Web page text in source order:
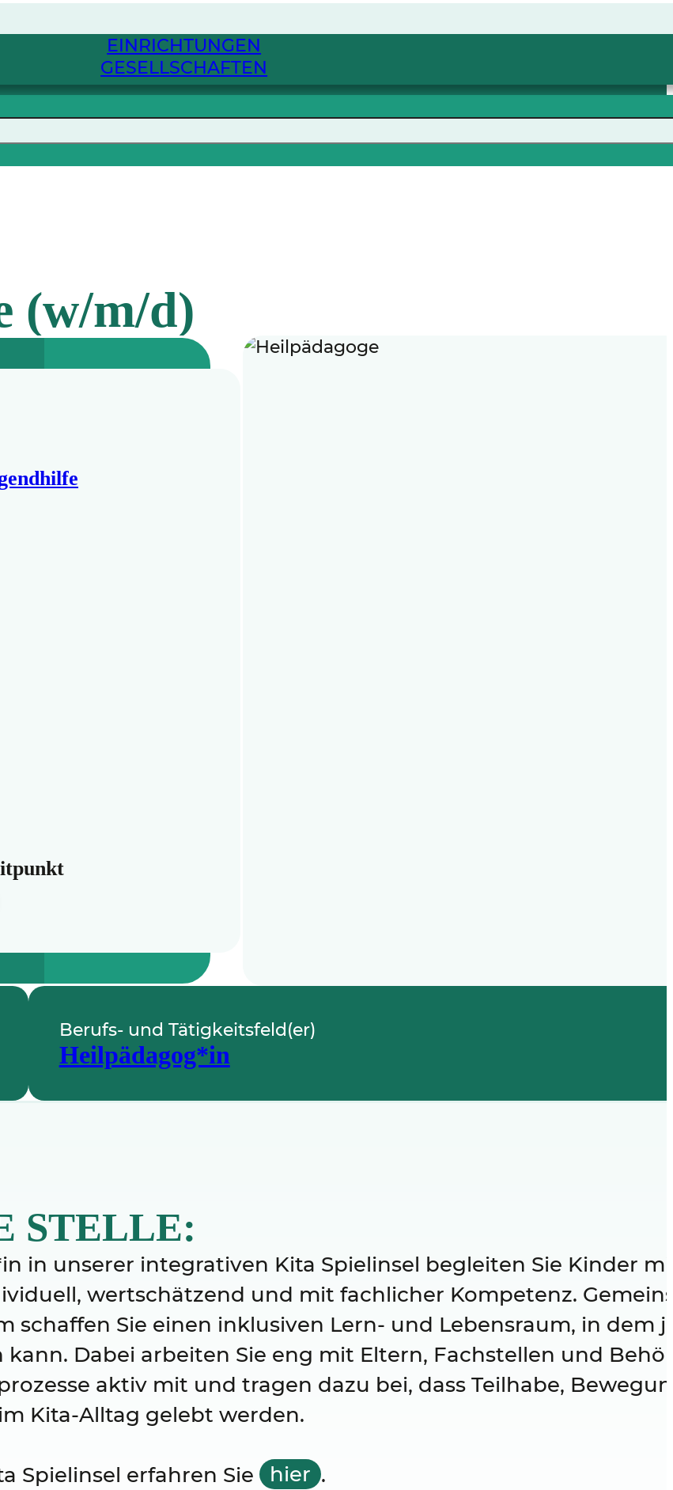
EINRICHTUNGEN
GESELLSCHAFTEN
(w/m/d)
Berufs- und Tätigkeitsfeld(er)
Heilpädagog*in
STELLE:
in unserer integrativen Kita Spielinsel begleiten Sie Kinder
wertschätzend und mit fachlicher Kompetenz.
schaffen Sie einen inklusiven Lern- und Lebensraum, in dem
Dabei arbeiten Sie eng mit Eltern, Fachstellen und
aktiv mit und tragen dazu bei, dass Teilhabe,
Kita-Alltag gelebt werden.
Spielinsel erfahren Sie hier .